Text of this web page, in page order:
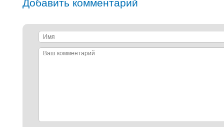
Добавить комментарий
Имя
Ваш